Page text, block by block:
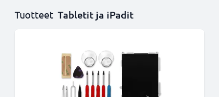
Tuotteet Tabletit ja iPadit